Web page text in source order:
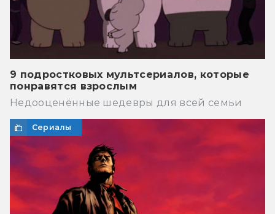
9 подростковых мультсериалов, которые
понравятся взрослым
Недооценённые шедевры для всей семьи
Сериалы